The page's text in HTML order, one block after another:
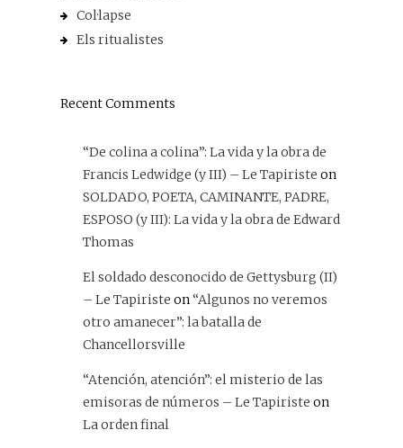
Col·lapse
Els ritualistes
Recent Comments
“De colina a colina”: La vida y la obra de
Francis Ledwidge (y III) – Le Tapiriste on
SOLDADO, POETA, CAMINANTE, PADRE,
ESPOSO (y III): La vida y la obra de Edward
Thomas
El soldado desconocido de Gettysburg (II)
– Le Tapiriste on“Algunos no veremos
otro amanecer”: la batalla de
Chancellorsville
“Atención, atención”: el misterio de las
emisoras de números – Le Tapiriste on
La orden final